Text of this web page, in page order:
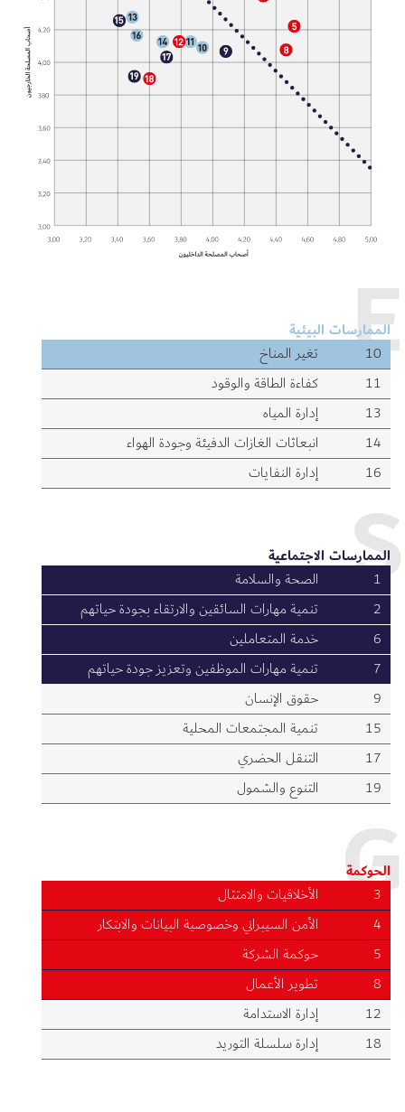
E
الممارسات البيئية
10
تغير المناخ
11
كفاءة الطاقة والوقود
13
إدارة المياه
14
انبعاثات الغازات الدفيئة وجودة الهواء
16
إدارة النفايات S
الممارسات الاجتماعية
1
الصحة والسلامة
2
تنمية مهارات السائقين والارتقاء بجودة حياتهم
6
خدمة المتعاملين
7
تنمية مهارات الموظفين وتعزيز جودة حياتهم
9
حقوق الإنسان
15
تنمية المجتمعات المحلية
17
التنقل الحضري
19
التنوع والشمول G
الحوكمة
3
الأخلاقيات والامتثال
4
الأمن السيبراني وخصوصية البيانات والابتكار
5
حوكمة الشركة
8
تطوير الأعمال
12
إدارة الاستدامة
18
إدارة سلسلة التوريد